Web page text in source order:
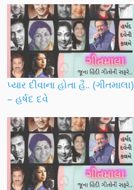
પ્યાર દીવાના હોતા હૈ.. (ગીતમાલા)
– હર્ષદ દવે